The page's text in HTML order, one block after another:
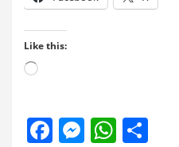
Like this:
Loading…
F
M W